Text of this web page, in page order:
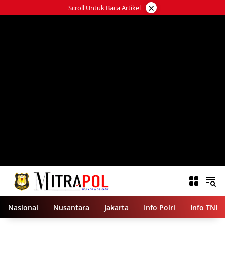
ke
Scroll Untuk Baca Artikel ×
Nasional Nusantara Jakarta Info Polri Info TNI